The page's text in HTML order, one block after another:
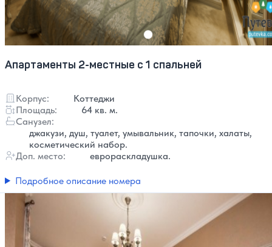
Апартаменты 2-местные с 1 спальней
Корпус:
Коттеджи
Площадь:
64 кв. м.
Санузел:
джакузи, душ, туалет, умывальник, тапочки, халаты,
косметический набор.
Доп. место:
еврораскладушка.
Подробное описание номера